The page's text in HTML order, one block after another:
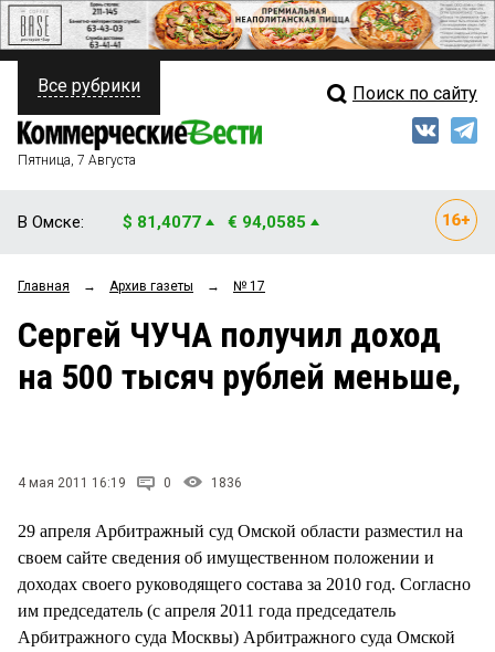
ПОЛИТИКА
ФИНАНСЫ
ОБЩЕСТВО
ЗАКОН
Свежий выпуск
Рейтинги
Блоги
Все рубрики Поиск по сайту
Пятница, 7 Августа
В Омске: $ 81,4077 € 94,0585
Главная → Архив газеты → № 17
Сергей ЧУЧА получил доход
на 500 тысяч рублей меньше,
4 мая 2011 16:19 0 1836
29 апреля Арбитражный суд Омской области разместил на
своем сайте сведения об имущественном положении и
доходах своего руководящего состава за 2010 год. Согласно
им председатель (с апреля 2011 года председатель
Арбитражного суда Москвы) Арбитражного суда Омской